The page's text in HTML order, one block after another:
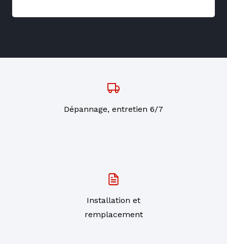
Dépannage, entretien 6/7
Installation et
remplacement